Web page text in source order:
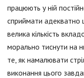
працюють у ній
сприймати адекватно
велика кількість
морально тиснути на
те, як намалювати
виконання цього